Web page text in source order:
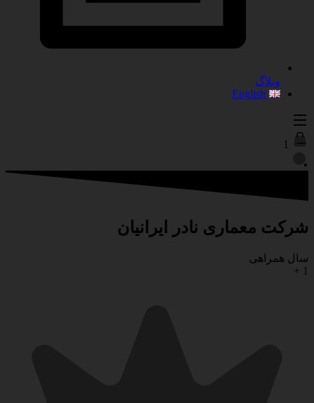
وبلاگ
English
1
شرکت معماری نادر ایرانیان
سال همراهی
1
+